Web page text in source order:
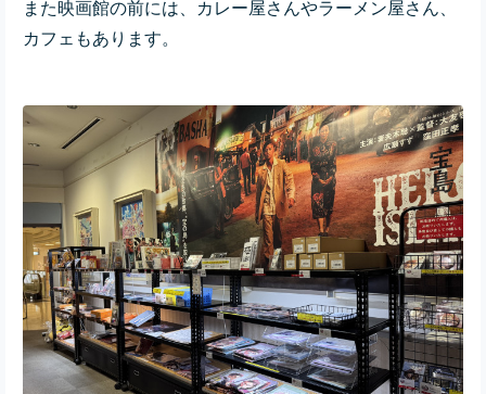
また映画館の前には、カレー屋さんやラーメン屋さん、
カフェもあります。